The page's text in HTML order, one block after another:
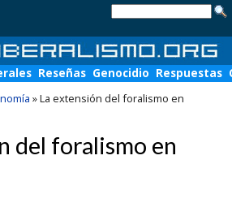
Reseñas Genocidio Respuestas
»La extensión del foralismo en
del foralismo en